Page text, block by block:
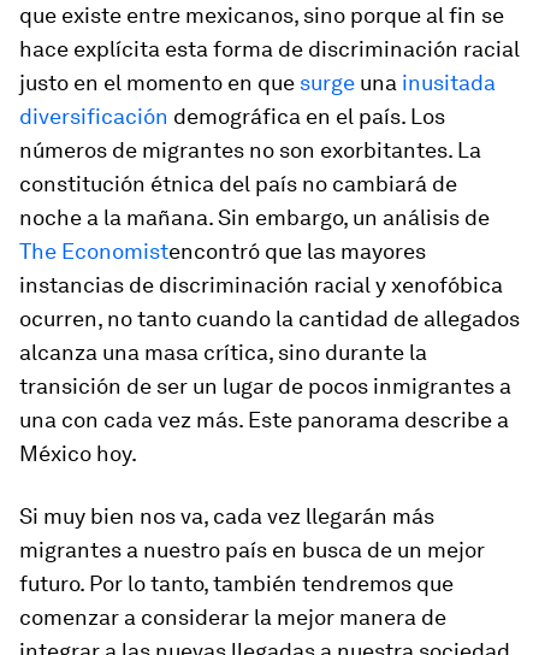
que existe entre mexicanos, sino porque al fin se
hace explícita esta forma de discriminación racial
justo en el momento en que surge una inusitada
diversificación demográfica en el país. Los
números de migrantes no son exorbitantes. La
constitución étnica del país no cambiará de
noche a la mañana. Sin embargo, un análisis de
The Economistencontró que las mayores
instancias de discriminación racial y xenofóbica
ocurren, no tanto cuando la cantidad de allegados
alcanza una masa crítica, sino durante la
transición de ser un lugar de pocos inmigrantes a
una con cada vez más. Este panorama describe a
México hoy.
Si muy bien nos va, cada vez llegarán más
migrantes a nuestro país en busca de un mejor
futuro. Por lo tanto, también tendremos que
comenzar a considerar la mejor manera de